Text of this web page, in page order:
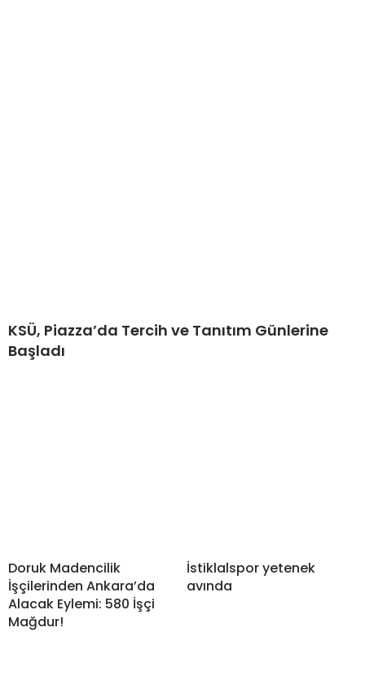
KSÜ, Piazza’da Tercih ve Tanıtım Günlerine
Başladı
Doruk Madencilik
İşçilerinden Ankara’da
Alacak Eylemi: 580 İşçi
Mağdur!
İstiklalspor yetenek
avında